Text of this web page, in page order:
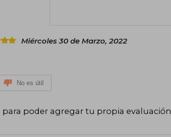
Miércoles 30 de Marzo, 2022
No es útil
para poder agregar tu propia evaluación